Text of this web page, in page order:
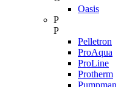
Oasis
P
P
Pelletron
ProAqua
ProLine
Protherm
Pumpman